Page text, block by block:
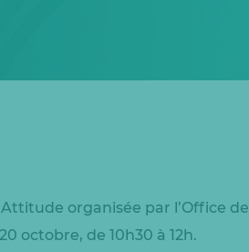
organisée par l’Office de
octobre, de 10h30 à 12h.